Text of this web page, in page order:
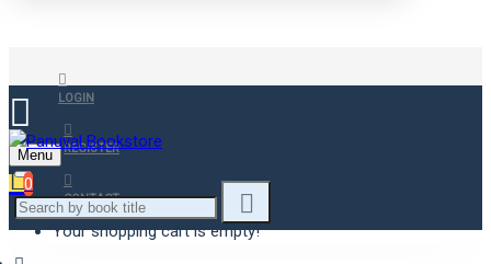
LOGIN
REGISTER
CONTACT
Menu
0
Your shopping cart is empty!